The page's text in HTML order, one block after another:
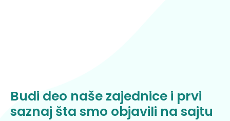
Budi deo naše zajednice i prvi
saznaj šta smo objavili na sajtu